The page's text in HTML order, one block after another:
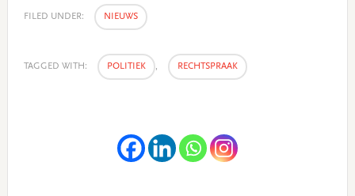
FILED UNDER: NIEUWS
TAGGED WITH: POLITIEK , RECHTSPRAAK